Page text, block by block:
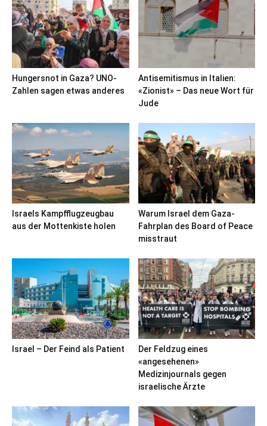
Hungersnot in Gaza? UNO-
Zahlen sagen etwas anderes
Antisemitismus in Italien:
«Zionist» – Das neue Wort für
Jude
Israels Kampfflugzeugbau
aus der Mottenkiste holen
Warum Israel dem Gaza-
Fahrplan des Board of Peace
misstraut
Israel – Der Feind als Patient
Der Feldzug eines
«angesehenen»
Medizinjournals gegen
israelische Ärzte